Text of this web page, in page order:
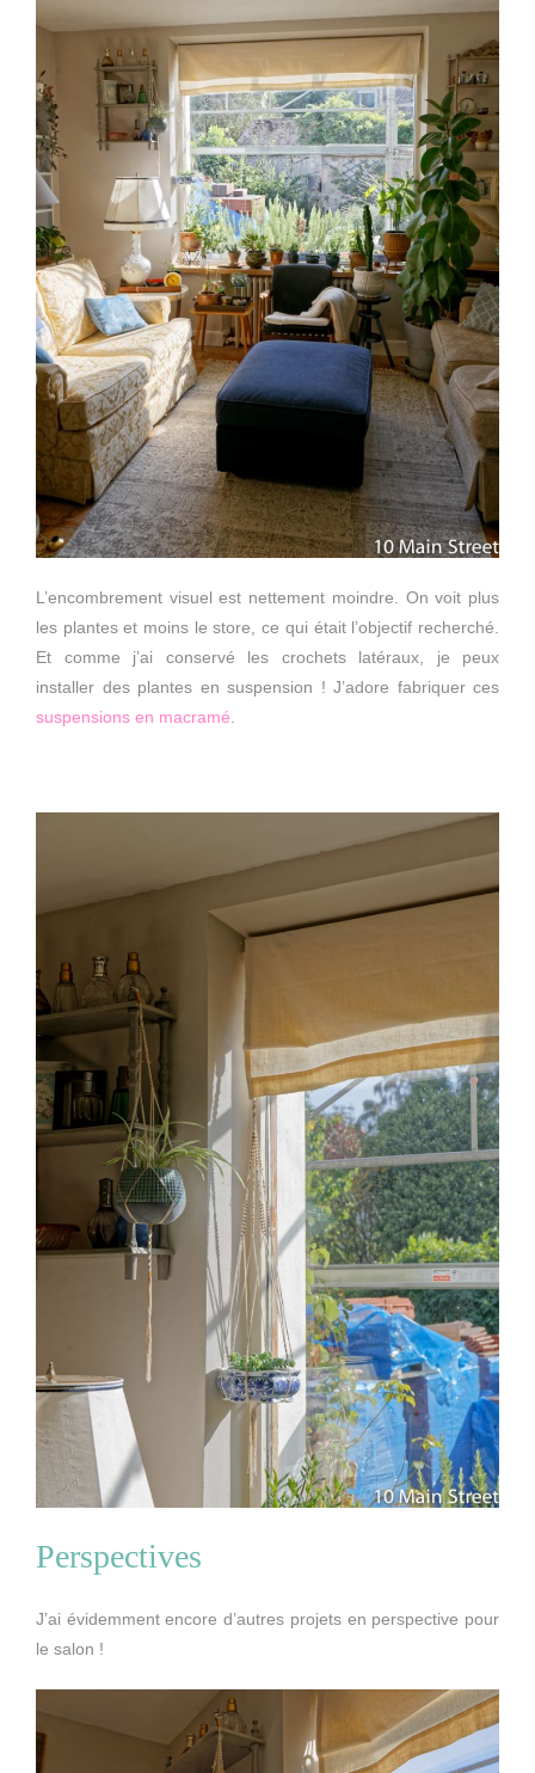
L’encombrement visuel est nettement moindre. On voit plus
les plantes et moins le store, ce qui était l’objectif recherché.
Et comme j’ai conservé les crochets latéraux, je peux
installer des plantes en suspension ! J’adore fabriquer ces
suspensions en macramé
Perspectives
J’ai évidemment encore d’autres projets en perspective pour
le salon !